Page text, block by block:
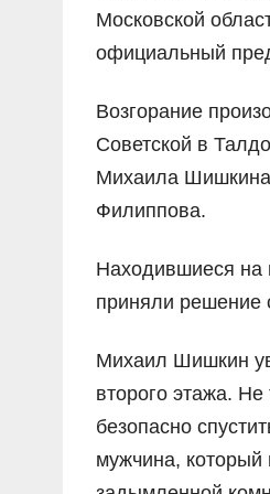
Московской
официальный
Возгорание
Советской в
Михаила
Филиппова.
Находившиеся на
приняли решение
Михаил Шишкин
второго этажа.
безопасно
мужчина,